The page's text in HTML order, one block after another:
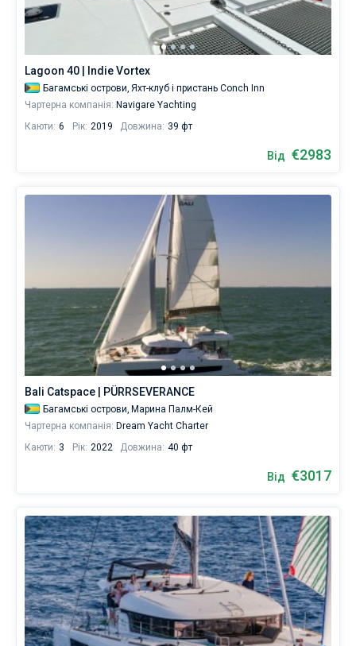
Lagoon 40 | Indie Vortex
Багамські острови, Яхт-клуб і пристань Conch Inn
Чартерна компанія: Navigare Yachting
Каюти: 6 Рік: 2019 Довжина: 39 фт
Від €2983
Bali Catspace | PÜRRSEVERANCE
Багамські острови, Марина Палм-Кей
Чартерна компанія: Dream Yacht Charter
Каюти: 3 Рік: 2022 Довжина: 40 фт
Від €3017